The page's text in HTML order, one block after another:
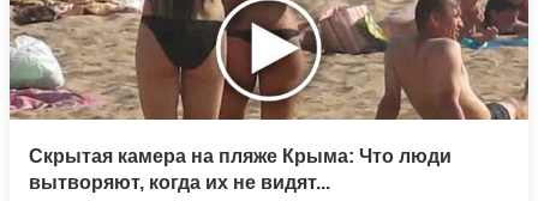
Скрытая камера на пляже Крыма: Что люди
вытворяют, когда их не видят...